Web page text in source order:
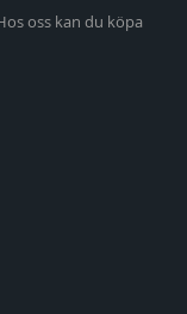
oss kan du köpa